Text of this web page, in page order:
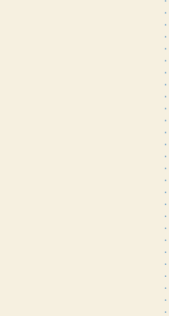
・
・
・
・
・
・
・
・
・
・
・
・
・
・
・
・
・
・
・
・
・
・
・
・
・
・